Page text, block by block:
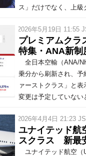
ス」だけでなく、上
/ 2026年5月19日 11:55
プレミアムク
特集・ANA新制
全日本空輸（ANA/
乗分から刷新され、予
ァーストクラス」と
変更は予定していな
/ 2026年4月4日 21:23
ユナイテッド航
スクラス 新最
ユナイテッド航空（